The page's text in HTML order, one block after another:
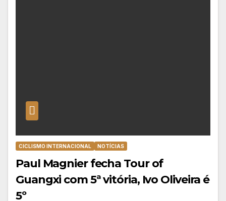
CICLISMO INTERNACIONAL NOTÍCIAS
Paul Magnier fecha Tour of
Guangxi com 5ª vitória, Ivo Oliveira é
5º